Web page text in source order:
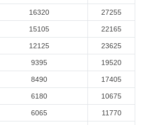
16320 27255
15105 22165
12125 23625
9395 19520
8490 17405
6180 10675
6065 11770